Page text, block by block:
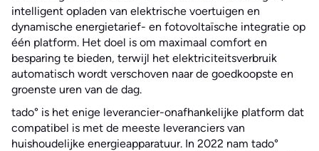
intelligent opladen van elektrische voertuigen en
dynamische energietarief- en fotovoltaïsche integratie op
één platform. Het doel is om maximaal comfort en
besparing te bieden, terwijl het elektriciteitsverbruik
automatisch wordt verschoven naar de goedkoopste en
groenste uren van de dag.
tado° is het enige leverancier-onafhankelijke platform dat
compatibel is met de meeste leveranciers van
huishoudelijke energieapparatuur. In 2022 nam tado°